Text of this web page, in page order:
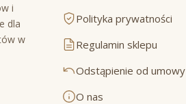
i
dla
w
Polityka prywatności
Regulamin sklepu
Odstąpienie od umowy
O nas